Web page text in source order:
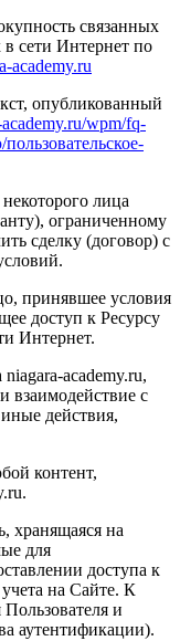
связанных
сети Интернет по
academy.ru
опубликованный
wpm/fq-
пользовательское-
лица
ограниченному
сделку (договор) с
принявшее условия
доступ к Ресурсу
Интернет.
niagara-academy.ru,
взаимодействие с
действия,
контент,
хранящаяся на
для
доступа к
на Сайте. К
и
аутентификации).